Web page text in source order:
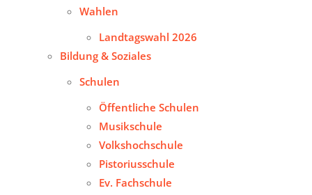
Wahlen
Landtagswahl 2026
Bildung & Soziales
Schulen
Öffentliche Schulen
Musikschule
Volkshochschule
Pistoriusschule
Ev. Fachschule